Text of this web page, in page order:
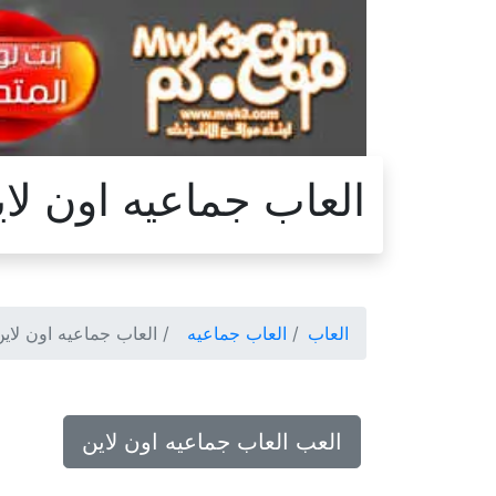
العاب جماعيه اون
العاب العاب جماعيه العاب جماعيه اون
العب العاب جماعيه اون لاين